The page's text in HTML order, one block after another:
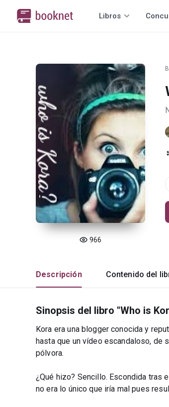
Libros
966
Descripción Contenido del
Sinopsis del libro "Who is
Kora era una blogger conocida y
hasta que un vídeo escandaloso, de
pólvora.
¿Qué hizo? Sencillo. Escondida tras
no era lo único que iría mal pues